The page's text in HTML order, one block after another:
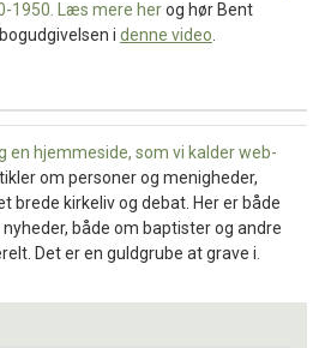
1950. Læs mere herog hør Bent
i denne video
en hjemmeside, som vi kalder web-
om personer og menigheder,
brede kirkeliv og debat. Her er både
både om baptister og andre
Det er en guldgrube at grave i.